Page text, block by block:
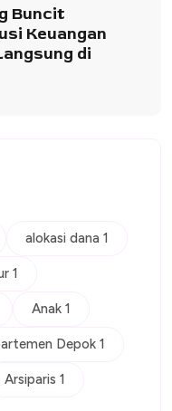
Buncit
Keuangan
di
alokasi dana 1
1
Anak 1
Depok 1
Arsiparis 1